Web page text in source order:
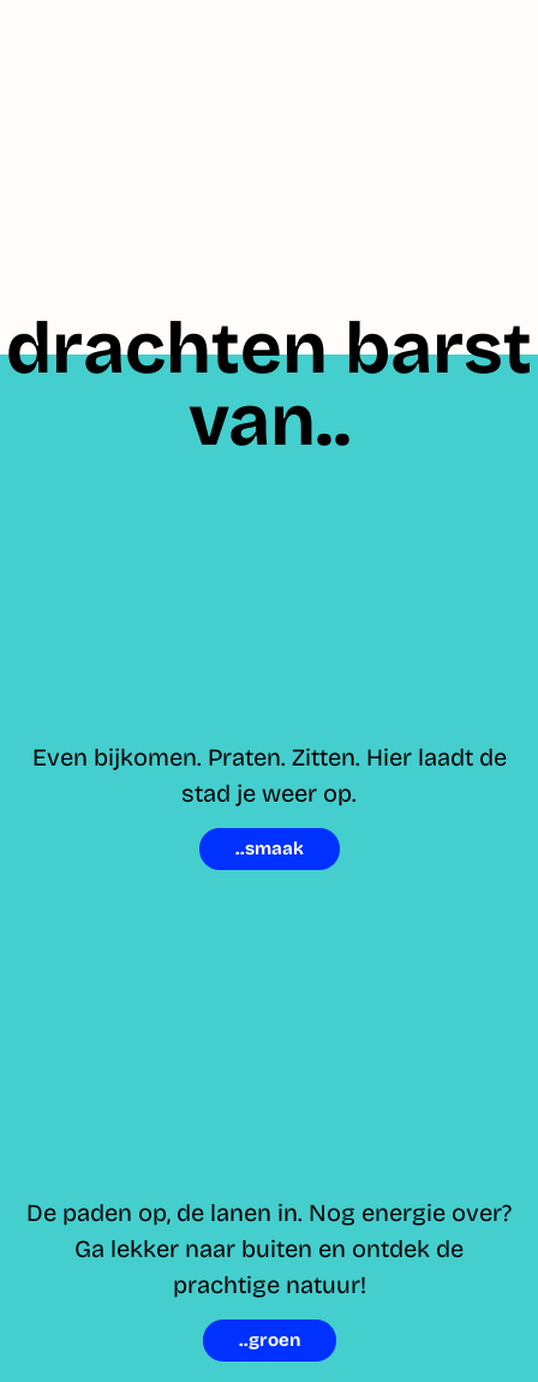
drachten barst
van..
Even bijkomen. Praten. Zitten. Hier laadt de
stad je weer op.
..smaak
De paden op, de lanen in. Nog energie over?
Ga lekker naar buiten en ontdek de
prachtige natuur!
..groen